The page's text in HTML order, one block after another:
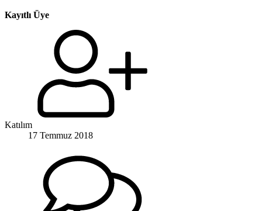
Kayıtlı Üye
Katılım
17 Temmuz 2018